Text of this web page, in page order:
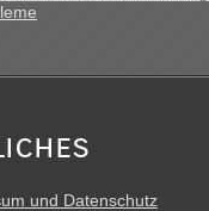
und Datenschutz